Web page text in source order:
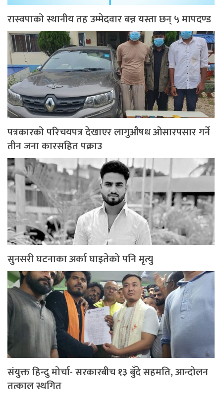
रास्वपाको स्थानीय तह उम्मेदवार बन्न यस्ता छन् ५ मापदण्ड
पत्रकारको परिचयपत्र देखाएर लागुऔषध ओसारपसार गर्ने
तीन जना कारसहित पक्राउ
सुनसरी घटनाका अर्का घाइतेको पनि मृत्यु
संयुक्त हिन्दु मोर्चा- सरकारबीच १३ बुँदे सहमति, आन्दोलन
तत्काल स्थगित